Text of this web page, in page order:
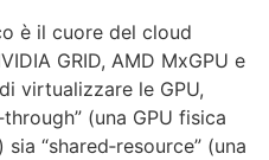
è il cuore del cloud
GRID, AMD MxGPU e
virtualizzare le GPU,
(una GPU fisica
“shared‑resource” (una